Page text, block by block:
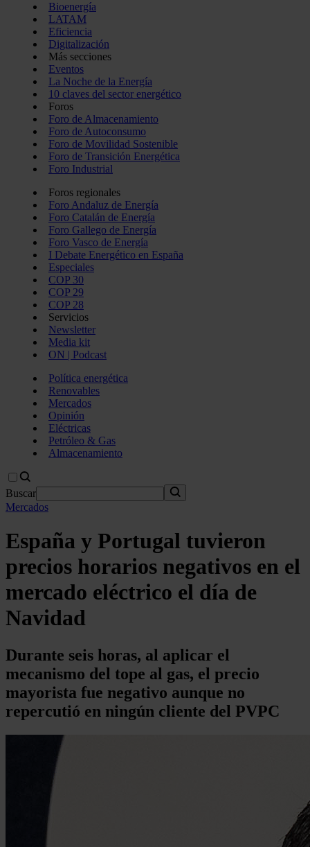
Bioenergía
LATAM
Eficiencia
Digitalización
Más secciones
Eventos
La Noche de la Energía
10 claves del sector energético
Foros
Foro de Almacenamiento
Foro de Autoconsumo
Foro de Movilidad Sostenible
Foro de Transición Energética
Foro Industrial
Foros regionales
Foro Andaluz de Energía
Foro Catalán de Energía
Foro Gallego de Energía
Foro Vasco de Energía
I Debate Energético en España
Especiales
COP 30
COP 29
COP 28
Servicios
Newsletter
Media kit
ON | Podcast
Política energética
Renovables
Mercados
Opinión
Eléctricas
Petróleo & Gas
Almacenamiento
Buscar
Mercados
España y Portugal tuvieron
precios horarios negativos en el
mercado eléctrico el día de
Navidad
Durante seis horas, al aplicar el
mecanismo del tope al gas, el precio
mayorista fue negativo aunque no
repercutió en ningún cliente del PVPC